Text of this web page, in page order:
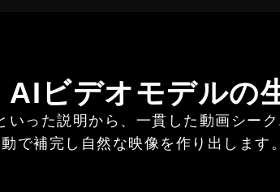
ビデオモデルの
った説明から、一貫した動画シー
で補完し自然な映像を作り出します。